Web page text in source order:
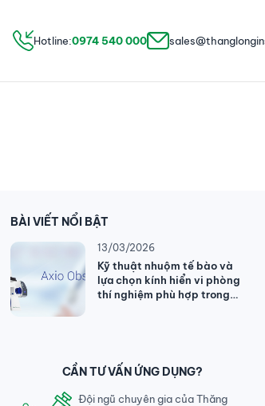
Hotline:0974 540 000
BÀI VIẾT NỔI BẬT
13/03/2026
Kỹ thuật nhuộm tế bào và
lựa chọn kính hiển vi phòng
thí nghiệm phù hợp trong
CẦN TƯ VẤN ỨNG DỤNG?
Đội ngũ chuyên gia của Thăng